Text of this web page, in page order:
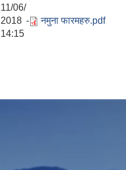
11/06/
2018 -
14:15
नमुना फारमहरु.pdf